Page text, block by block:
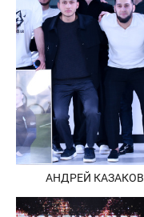
АНДРЕЙ КАЗАКОВ